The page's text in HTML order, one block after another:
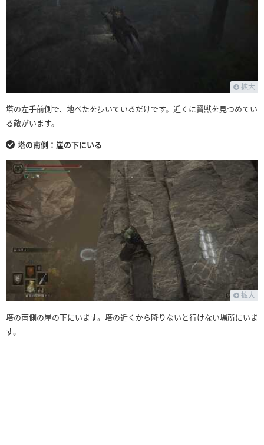
拡大
塔の左手前側で、地べたを歩いているだけです。近くに賢獣を見つめてい
る敵がいます。
塔の南側：崖の下にいる
拡大
塔の南側の崖の下にいます。塔の近くから降りないと行けない場所にいま
す。